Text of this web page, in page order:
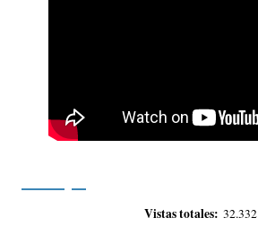
Vistas totales: 32.332